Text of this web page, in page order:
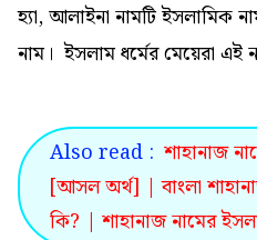
হ্যা, আলাইনা নামটি ইসলামিক
নাম। ইসলাম ধর্মের মেয়েরা এই
Also read : শাহানাজ
[আসল অর্থ] | বাংলা
কি? | শাহানাজ নামের